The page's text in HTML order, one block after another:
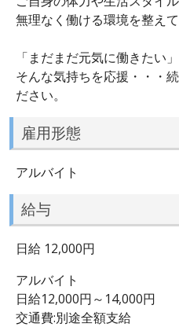
無理なく働ける環境を整えて
「まだまだ元気に働きたい」
そんな気持ちを応援・・・
ださい。
雇用形態
アルバイト
給与
日給 12,000円
アルバイト
日給12,000円～14,000円
交通費:別途全額支給